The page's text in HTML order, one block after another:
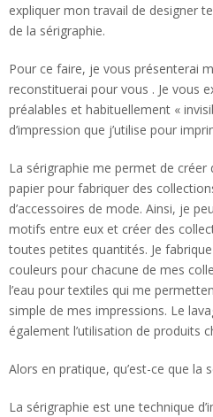
expliquer mon travail de designer
de la sérigraphie.
Pour ce faire, je vous présenterai
reconstituerai pour vous . Je vous
préalables et habituellement «
d’impression que j’utilise pour
La sérigraphie me permet de
papier pour fabriquer des
d’accessoires de mode. Ainsi, je
motifs entre eux et créer des
toutes petites quantités. Je
couleurs pour chacune de mes
l’eau pour textiles qui me
simple de mes impressions. Le
également l’utilisation de produits
Alors en pratique, qu’est-ce que la
La sérigraphie est une technique